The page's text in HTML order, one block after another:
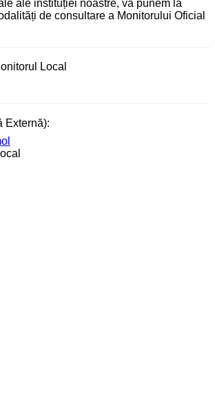
ale instituției noastre, vă punem la
de consultare a Monitorului Oficial
Local
Externă):